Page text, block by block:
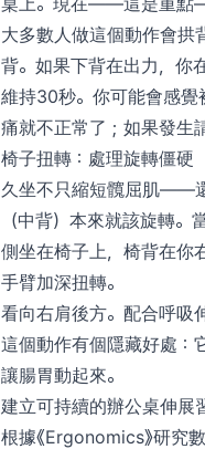
大多數人做這個動作會拱
背。如果下背在出力，你
維持30秒。你可能會感
痛就不正常了；如果發生
椅子扭轉：處理旋轉僵硬
久坐不只縮短髖屈肌——
（中背）本來就該旋轉。
側坐在椅子上，椅背在你
手臂加深扭轉。
看向右肩後方。配合呼吸
這個動作有個隱藏好處：
讓腸胃動起來。
建立可持續的辦公桌伸展
根據《Ergonomics》研究